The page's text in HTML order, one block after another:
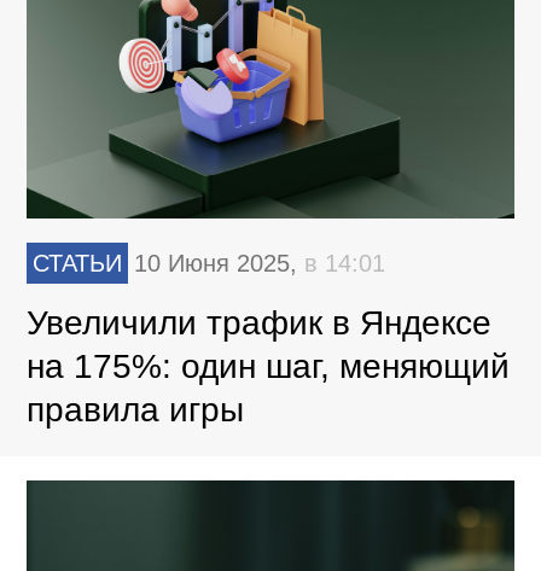
СТАТЬИ 10 Июня 2025, в 14:01
Увеличили трафик в Яндексе
на 175%: один шаг, меняющий
правила игры